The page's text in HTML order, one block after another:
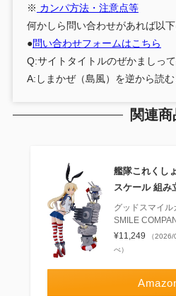
※ カンパ方法・注意点等
何かしら問い合わせがあれば以下
●問い合わせフォームはこちら
Q:サイトタイトルのぜかましっ
A:しまかぜ（島風）を逆から読む
関連商
艦隊これくし
スケール 組み
グッドスマイル
SMILE
¥11,249
（
べ）